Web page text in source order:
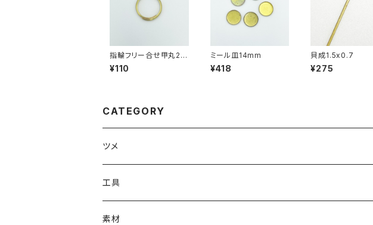
指輪フリー合せ甲丸2.5
mm（11号）
¥110
ミール皿14mm
¥418
貝成1.5x0.7
¥275
CATEGORY
ツメ
#1000番台ツメ
#4100番台ツメ
工具
溶接工具（ろう付け・ハンダ付けなど）
素材